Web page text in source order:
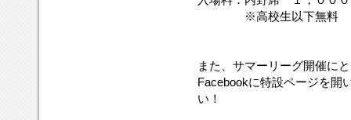
※高校生以下無料
また、サマーリーグ開催に
Facebookに特設ページを開
い！